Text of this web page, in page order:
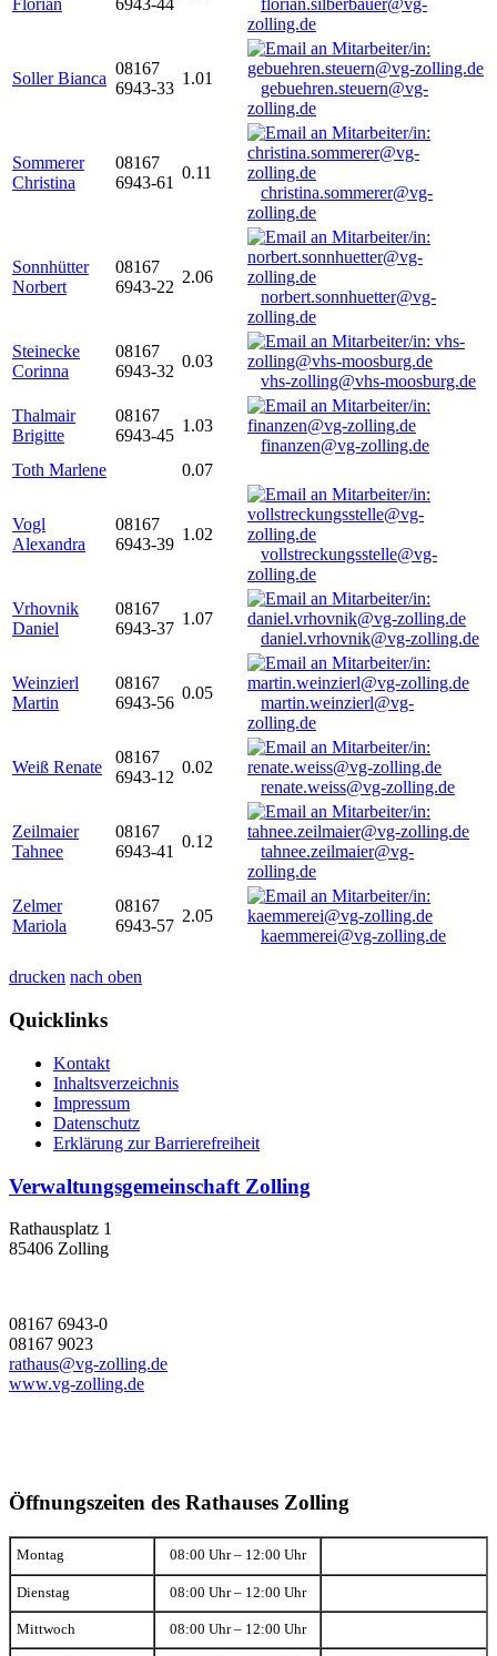
Florian
6943-44
florian.silberbauer@vg-
zolling.de
Soller Bianca
08167
6943-33
1.01
gebuehren.steuern@vg-
zolling.de
Sommerer
Christina
08167
6943-61
0.11
christina.sommerer@vg-
zolling.de
Sonnhütter
Norbert
08167
6943-22
2.06
norbert.sonnhuetter@vg-
zolling.de
Steinecke
Corinna
08167
6943-32
0.03
vhs-zolling@vhs-moosburg.de
Thalmair
Brigitte
08167
6943-45
1.03
finanzen@vg-zolling.de
Toth Marlene
0.07
Vogl
Alexandra
08167
6943-39
1.02
vollstreckungsstelle@vg-
zolling.de
Vrhovnik
Daniel
08167
6943-37
1.07
daniel.vrhovnik@vg-zolling.de
Weinzierl
Martin
08167
6943-56
0.05
martin.weinzierl@vg-
zolling.de
Weiß Renate
08167
6943-12
0.02
renate.weiss@vg-zolling.de
Zeilmaier
Tahnee
08167
6943-41
0.12
tahnee.zeilmaier@vg-
zolling.de
Zelmer
Mariola
08167
6943-57
2.05
kaemmerei@vg-zolling.de
drucken nach oben
Quicklinks
Kontakt
Inhaltsverzeichnis
Impressum
Datenschutz
Erklärung zur Barrierefreiheit
Verwaltungsgemeinschaft Zolling
Rathausplatz 1
85406 Zolling
08167 6943-0
08167 9023
rathaus@vg-zolling.de
www.vg-zolling.de
Öffnungszeiten des Rathauses Zolling
Montag 08:00 Uhr – 12:00 Uhr
Dienstag 08:00 Uhr – 12:00 Uhr
Mittwoch 08:00 Uhr – 12:00 Uhr